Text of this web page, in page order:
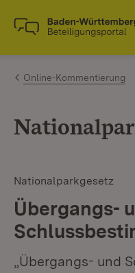
Zum Inhalt
Link zur Startseite
Online-Kommentierung
Nationalparkgesetz
Übergangs-
„Übergangs- und